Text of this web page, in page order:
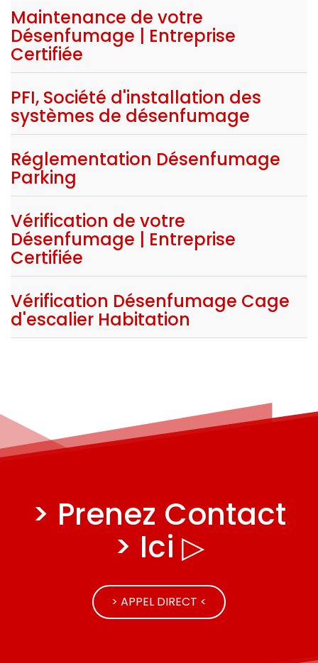
Maintenance de votre
Désenfumage | Entreprise
Certifiée
PFI, Société d'installation des
systèmes de désenfumage
Réglementation Désenfumage
Parking
Vérification de votre
Désenfumage | Entreprise
Certifiée
Vérification Désenfumage Cage
d'escalier Habitation
> Prenez Contact
> Ici ▷
> APPEL DIRECT <